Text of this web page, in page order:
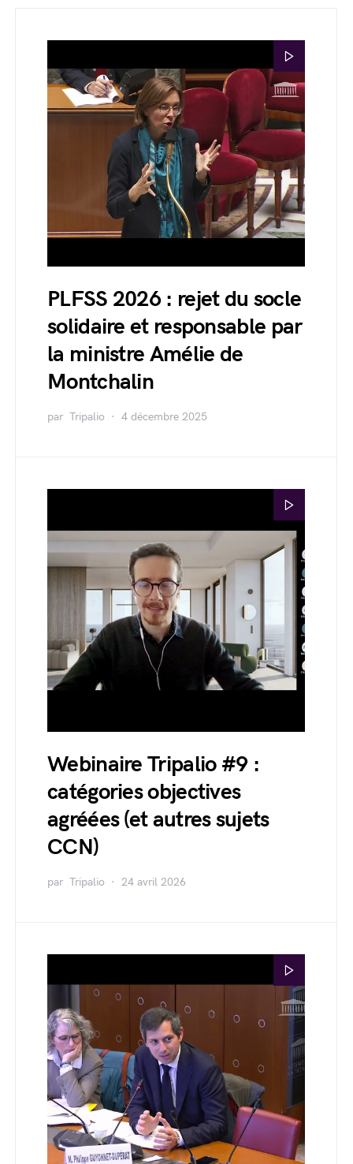
PLFSS 2026 : rejet du socle
solidaire et responsable par
la ministre Amélie de
Montchalin
par Tripalio 4 décembre 2025
Webinaire Tripalio #9 :
catégories objectives
agréées (et autres sujets
CCN)
par Tripalio 24 avril 2026